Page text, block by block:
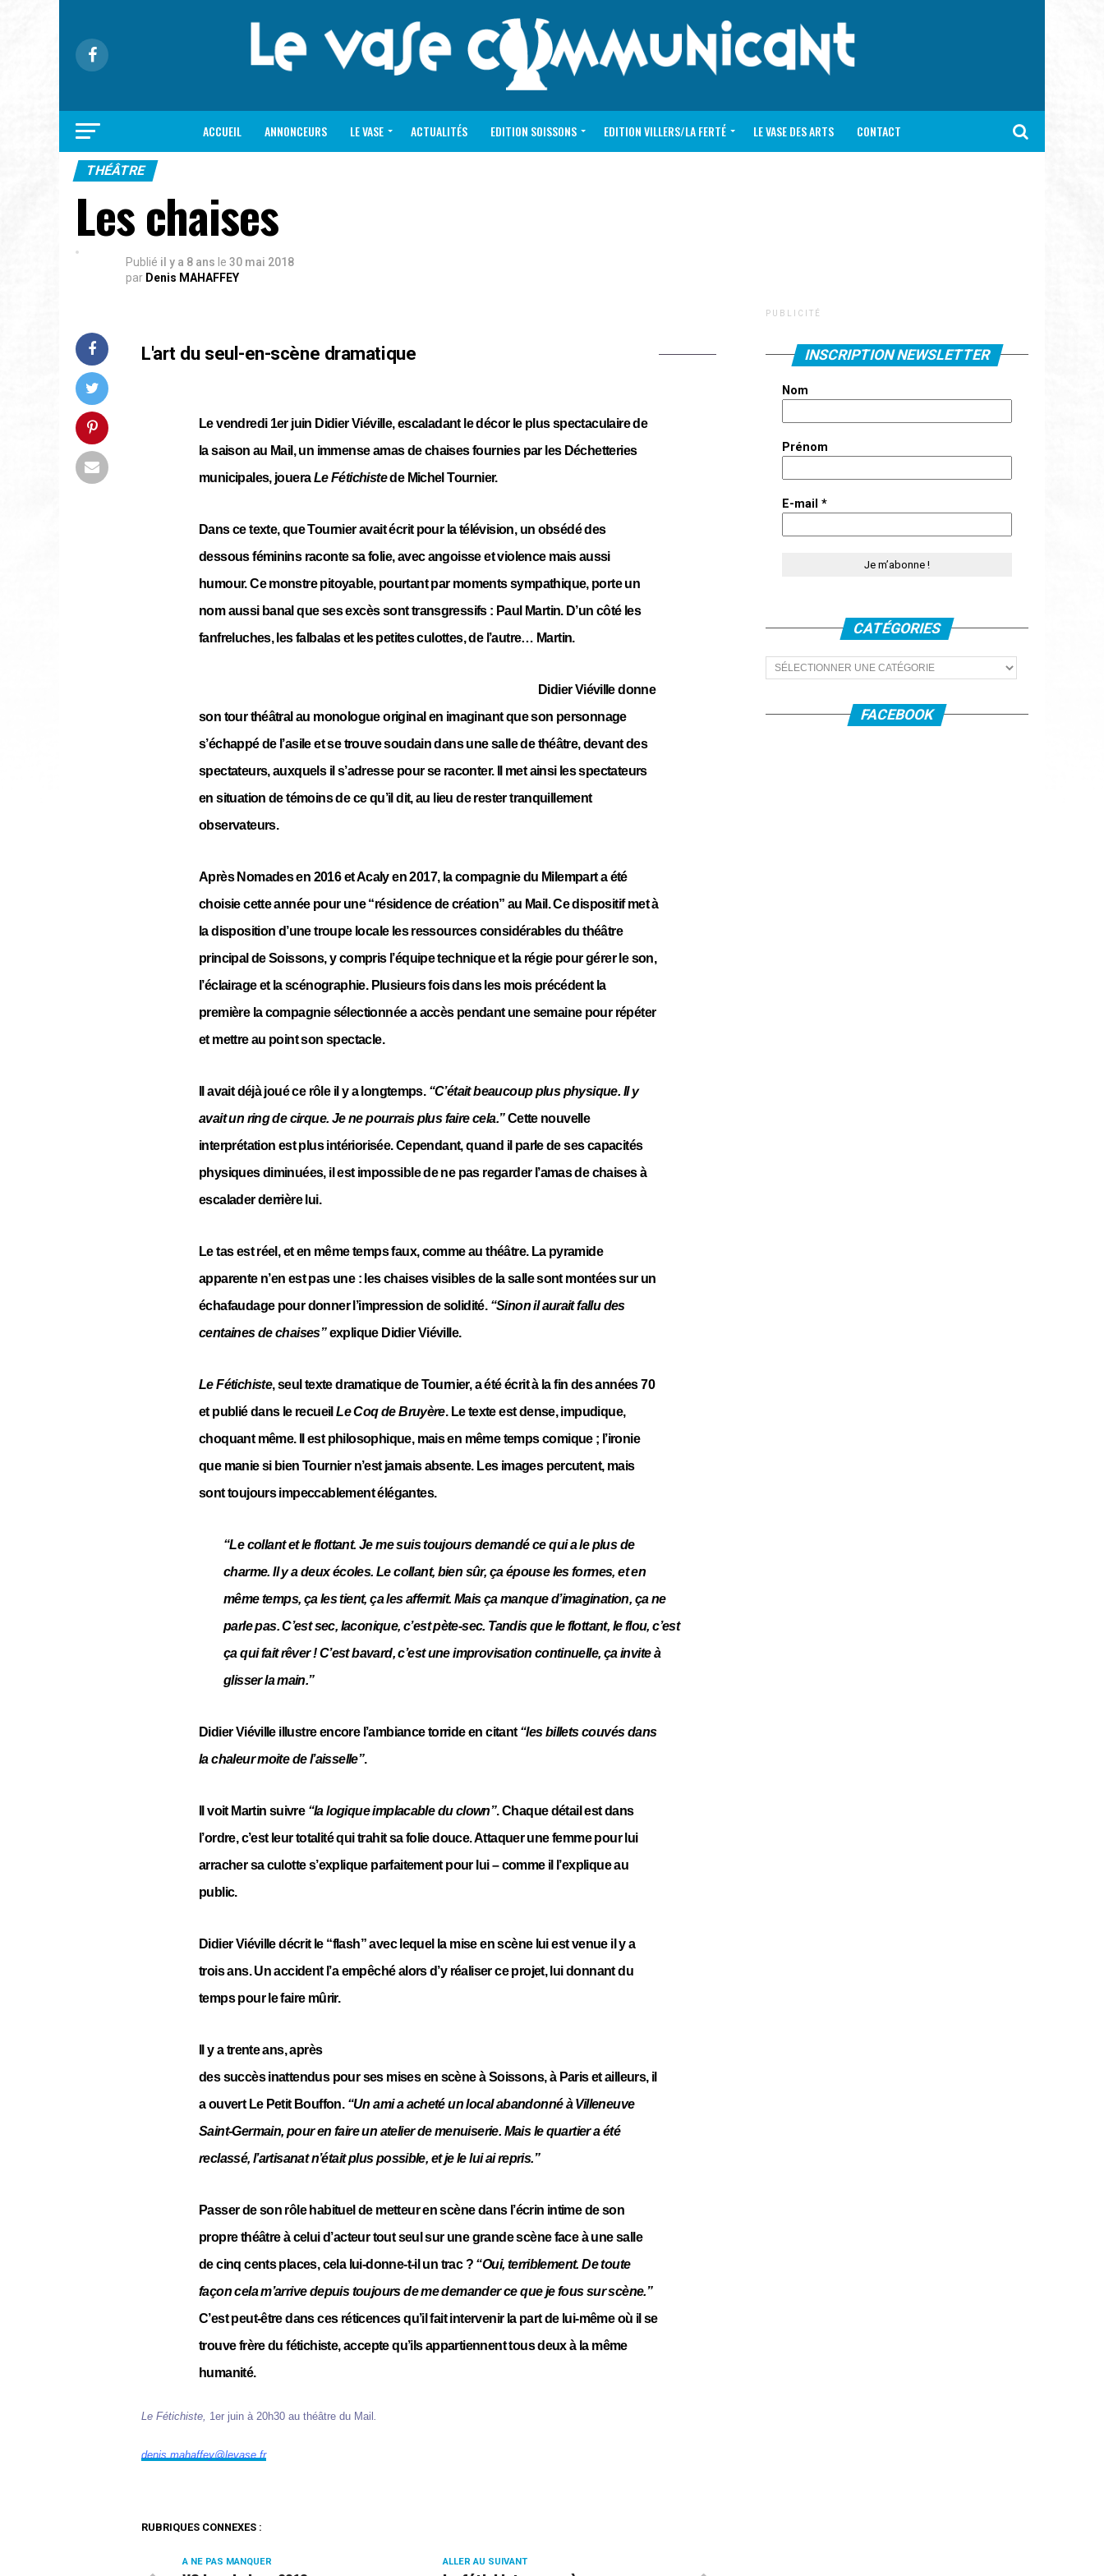
ACCUEIL ANNONCEURS LE VASE ACTUALITÉS EDITION SOISSONS EDITION VILLERS/LA FERTÉ LE VASE DES ARTS CONTACT
THÉÂTRE
Les chaises
Publié il y a 8 ans le 30 mai 2018
par Denis MAHAFFEY
L'art du seul-en-scène dramatique
Le vendredi 1er juin Didier Viéville, escaladant le décor le plus spectaculaire de
la saison au Mail, un immense amas de chaises fournies par les Déchetteries
municipales, joueraLe Fétichistede Michel Tournier.
Dans ce texte, que Tournier avait écrit pour la télévision, un obsédé des
dessous féminins raconte sa folie, avec angoisse et violence mais aussi
humour. Ce monstre pitoyable, pourtant par moments sympathique, porte un
nom aussi banal que ses excès sont transgressifs : Paul Martin. D’un côté les
fanfreluches, les falbalas et les petites culottes, de l’autre… Martin.
Didier Viéville donne
son tour théâtral au monologue original en imaginant que son personnage
s’échappé de l’asile et se trouve soudain dans une salle de théâtre, devant des
spectateurs, auxquels il s’adresse pour se raconter. Il met ainsi les spectateurs
en situation de témoins de ce qu’il dit, au lieu de rester tranquillement
observateurs.
Après Nomades en 2016 et Acaly en 2017, la compagnie du Milempart a été
choisie cette année pour une “résidence de création” au Mail. Ce dispositif met à
la disposition d’une troupe locale les ressources considérables du théâtre
principal de Soissons, y compris l’équipe technique et la régie pour gérer le son,
l’éclairage et la scénographie. Plusieurs fois dans les mois précédent la
première la compagnie sélectionnée a accès pendant une semaine pour répéter
et mettre au point son spectacle.
Il avait déjà joué ce rôle il y a longtemps. “C’était beaucoup plus physique. Il y
avait un ring de cirque. Je ne pourrais plus faire cela.”Cette nouvelle
interprétation est plus intériorisée. Cependant, quand il parle de ses capacités
physiques diminuées, il est impossible de ne pas regarder l’amas de chaises à
escalader derrière lui.
Le tas est réel, et en même temps faux, comme au théâtre. La pyramide
apparente n’en est pas une : les chaises visibles de la salle sont montées sur un
échafaudage pour donner l’impression de solidité. “Sinon il aurait fallu des
centaines de chaises”explique Didier Viéville.
Le Fétichiste, seul texte dramatique de Tournier, a été écrit à la fin des années 70
et publié dans le recueilLe Coq de Bruyère. Le texte est dense, impudique,
choquant même. Il est philosophique, mais en même temps comique ; l’ironie
que manie si bien Tournier n’est jamais absente. Les images percutent, mais
sont toujours impeccablement élégantes.
“Le collant et le flottant. Je me suis toujours demandé ce qui a le plus de
charme. Il y a deux écoles. Le collant, bien sûr, ça épouse les formes, et en
même temps, ça les tient, ça les affermit. Mais ça manque d’imagination, ça ne
parle pas. C’est sec, laconique, c’est pète-sec. Tandis que le flottant, le flou, c’est
ça qui fait rêver ! C’est bavard, c’est une improvisation continuelle, ça invite à
glisser la main.”
Didier Viéville illustre encore l’ambiance torride en citant “les billets couvés dans
la chaleur moite de l’aisselle”.
Il voit Martin suivre “la logique implacable du clown”. Chaque détail est dans
l’ordre, c’est leur totalité qui trahit sa folie douce. Attaquer une femme pour lui
arracher sa culotte s’explique parfaitement pour lui – comme il l’explique au
public.
Didier Viéville décrit le “flash” avec lequel la mise en scène lui est venue il y a
trois ans. Un accident l’a empêché alors d’y réaliser ce projet, lui donnant du
temps pour le faire mûrir.
Il y a trente ans, après
des succès inattendus pour ses mises en scène à Soissons, à Paris et ailleurs, il
a ouvert Le Petit Bouffon. “Un ami a acheté un local abandonné à Villeneuve
Saint-Germain, pour en faire un atelier de menuiserie. Mais le quartier a été
reclassé, l’artisanat n’était plus possible, et je le lui ai repris.”
Passer de son rôle habituel de metteur en scène dans l’écrin intime de son
propre théâtre à celui d’acteur tout seul sur une grande scène face à une salle
de cinq cents places, cela lui-donne-t-il un trac ? “Oui, terriblement. De toute
façon cela m’arrive depuis toujours de me demander ce que je fous sur scène.”
C’est peut-être dans ces réticences qu’il fait intervenir la part de lui-même où il se
trouve frère du fétichiste, accepte qu’ils appartiennent tous deux à la même
humanité.
Le Fétichiste, 1er juin à 20h30 au théâtre du Mail
denis.mahaffey@levase.fr
RUBRIQUES CONNEXES :
ALLER AU SUIVANT
A NE PAS MANQUER
P U B L I C I T É
INSCRIPTION NEWSLETTER
Nom
Prénom
E-mail *
CATÉGORIES
Catégories
FACEBOOK